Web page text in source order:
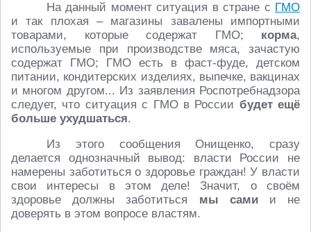
На данный момент ситуация в стране с ГМО
и так плохая – магазины завалены импортными
товарами, которые содержат ГМО; корма,
используемые при производстве мяса, зачастую
содержат ГМО; ГМО есть в фаст-фуде, детском
питании, кондитерских изделиях, выпечке, вакцинах
и многом другом... Из заявления Роспотребнадзора
следует, что ситуация с ГМО в России будет ещё
больше ухудшаться.
Из этого сообщения Онищенко, сразу
делается однозначный вывод: власти России не
намерены заботиться о здоровье граждан! У власти
свои интересы в этом деле! Значит, о своём
здоровье должны заботиться мы самии не
доверять в этом вопросе властям.